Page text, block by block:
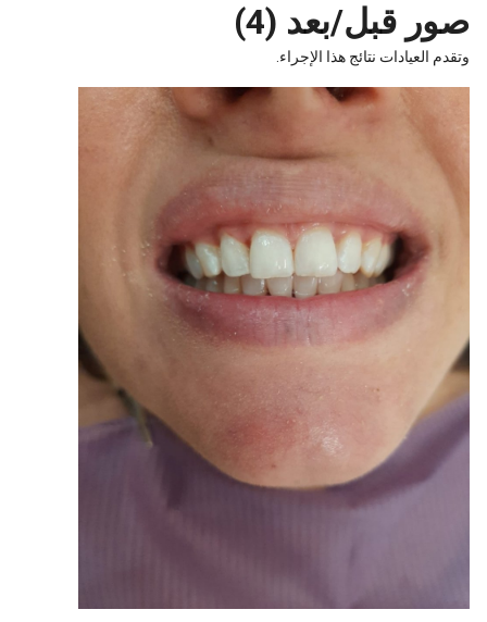
صور قبل/بعد (4)
وتقدم العيادات نتائج هذا الإجراء.